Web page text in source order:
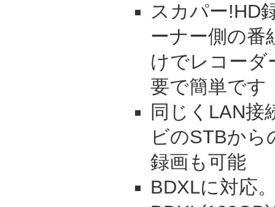
スカパー!HD
ーナー側の番
けでレコーダ
要で簡単です
同じくLAN接
ビのSTBか
録画も可能
BDXLに対応